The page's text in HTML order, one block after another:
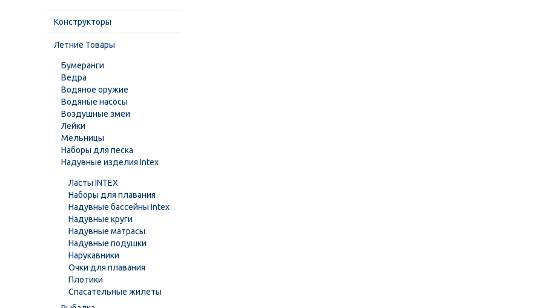
Конструкторы
Летние Товары
Бумеранги
Ведра
Водяное оружие
Водяные насосы
Воздушные змеи
Лейки
Мельницы
Наборы для песка
Надувные изделия Intex
Ласты INTEX
Наборы для плавания
Надувные бассейны Intex
Надувные круги
Надувные матрасы
Надувные подушки
Нарукавники
Очки для плавания
Плотики
Спасательные жилеты